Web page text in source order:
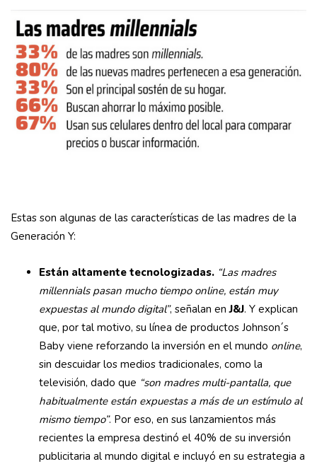
Estas son algunas de las características de las madres de la
Generación Y:
Están altamente tecnologizadas. “Las madres
millennials pasan mucho tiempo online, están muy
expuestas al mundo digital”, señalan enJ&J. Y explican
que, por tal motivo, su línea de productos Johnson´s
Baby viene reforzando la inversión en el mundo online,
sin descuidar los medios tradicionales, como la
televisión, dado que “son madres multi-pantalla, que
habitualmente están expuestas a más de un estímulo al
mismo tiempo”. Por eso, en sus lanzamientos más
recientes la empresa destinó el 40% de su inversión
publicitaria al mundo digital e incluyó en su estrategia a